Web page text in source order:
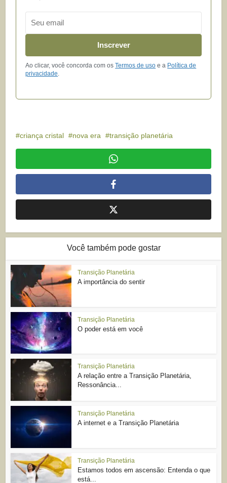
Inscrever
Ao clicar, você concorda com osTermos de uso e a Política de
privacidade
criança cristal nova era transição planetária
Você também pode gostar
Transição Planetária
A importância do sentir
Transição Planetária
O poder está em você
Transição Planetária
A relação entre a Transição Planetária,
Ressonância...
Transição Planetária
A internet e a Transição Planetária
Transição Planetária
Estamos todos em ascensão: Entenda o que
está...